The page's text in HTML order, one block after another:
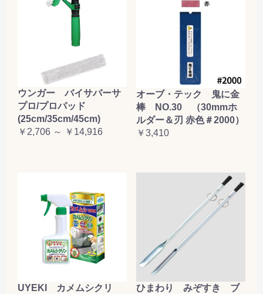
お買い物を続ける カートへ進む
ウンガー バイサバーサ
プロ/プロパッド
(25cm/35cm/45cm)
￥2,706 ～ ￥14,916
オーブ・テック 鬼に金
棒 NO.30 （30mmホ
ルダー＆刃 赤色＃2000）
￥3,410
UYEKI カメムシクリ
ひまわり みぞすき ブ